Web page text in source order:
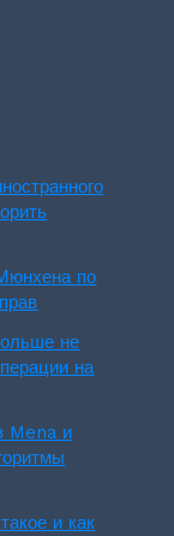
по
не
на
Mena и
и как